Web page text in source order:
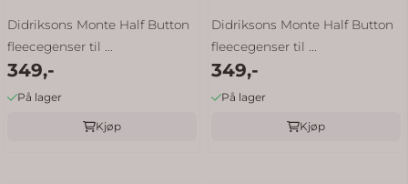
Didriksons Monte Half Button
fleecegenser til ...
349,-
På lager
Kjøp
Didriksons Monte Half Button
fleecegenser til ...
349,-
På lager
Kjøp